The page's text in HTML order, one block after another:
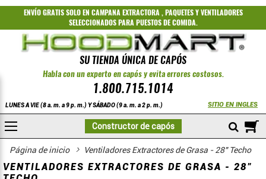
ENVÍO GRATISSOLO EN CAMPANA EXTRACTORA ,PAQUETESYVENTILADORES
SELECCIONADOS PARA PUESTOS DE COMIDA.
SU TIENDA ÚNICA DE CAPÓS
Habla con un experto en capós y evita errores costosos.
1.800.715.1014
LUNES A VIE (8 a. m. a 9 p. m.) Y SÁBADO (9 a. m. a 2 p. m.) SITIO EN INGLES
Constructor de capós
Página de inicio
COMPRAR
Aficionados
Ventiladores Extractores de Grasa - 28" Techo
VENTILADORES EXTRACTORES DE GRASA - 28"